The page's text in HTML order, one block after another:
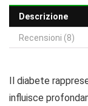
Descrizione
Recensioni (8)
Il diabete
influisce